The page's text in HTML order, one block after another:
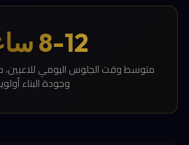
8-12 ساعة
متوسط وقت الجلوس اليومي للاعبين،
وجودة البناء